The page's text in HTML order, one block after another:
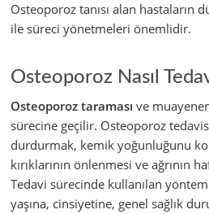
Osteoporoz tanısı alan hastaların
ile süreci yönetmeleri önemlidir.
Osteoporoz Nasıl
Osteoporoz taraması ve
sürecine geçilir. Osteoporoz
durdurmak, kemik yoğunluğunu
kırıklarının önlenmesi ve ağrının
Tedavi sürecinde kullanılan
yaşına, cinsiyetine, genel sağlık